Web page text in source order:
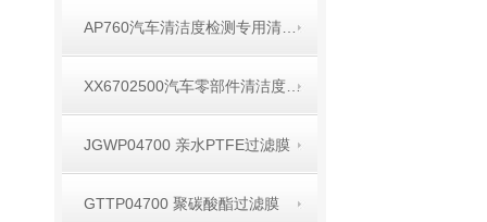
XX6702500汽车零部件清洁度专用喷枪
JGWP04700 亲水PTFE过滤膜
GTTP04700 聚碳酸酯过滤膜